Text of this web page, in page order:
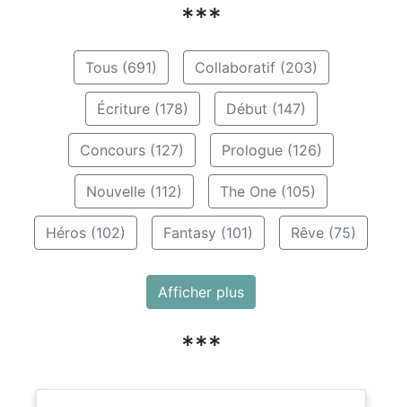
***
Tous (691) Collaboratif (203)
Écriture (178) Début (147)
Concours (127) Prologue (126)
Nouvelle (112) The One (105)
Héros (102) Fantasy (101) Rêve (75)
Afficher plus
***